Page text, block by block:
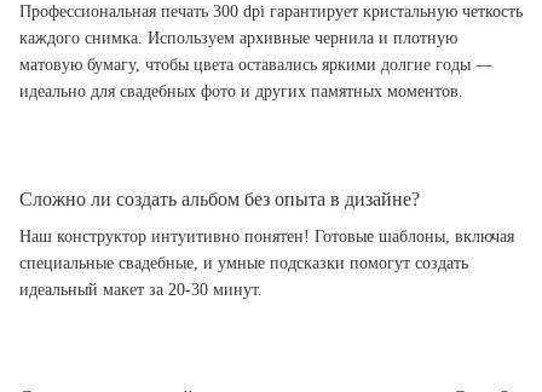
Профессиональная печать 300 dpi гарантирует кристальную четкость
каждого снимка. Используем архивные чернила и плотную
матовую бумагу, чтобы цвета оставались яркими долгие годы —
идеально для свадебных фото и других памятных моментов.
Сложно ли создать альбом без опыта в дизайне?
Наш конструктор интуитивно понятен! Готовые шаблоны, включая
специальные свадебные, и умные подсказки помогут создать
идеальный макет за 20-30 минут.